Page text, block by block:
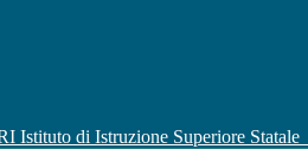
Istituto di Istruzione Superiore Statale